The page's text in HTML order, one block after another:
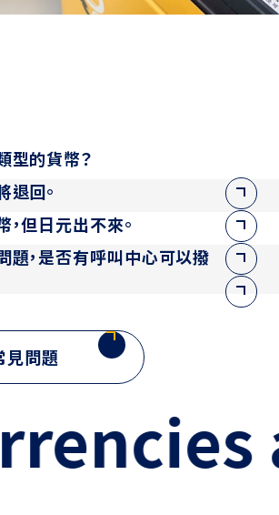
型的貨幣？
退回。
但日元出不來。
題，是否有呼叫中心可以撥
見問題